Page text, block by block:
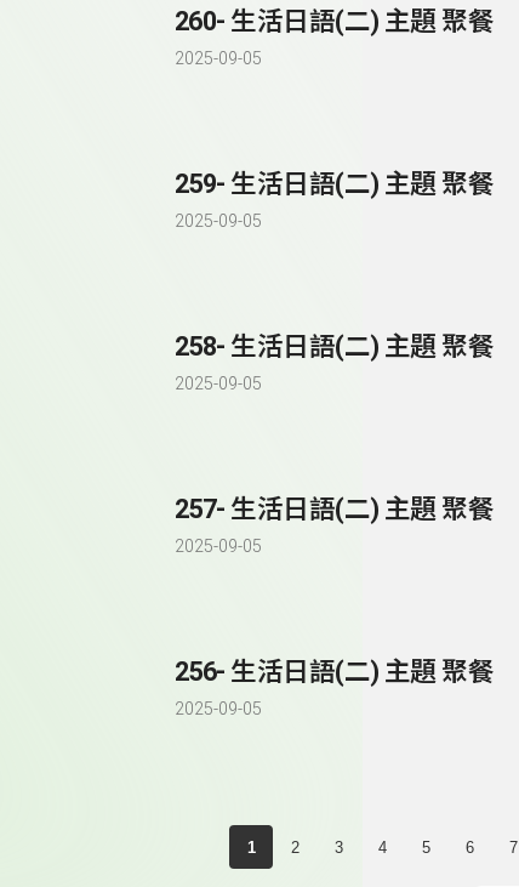
260- 生活日語(二) 主題 聚餐
2025-09-05
259- 生活日語(二) 主題 聚餐
2025-09-05
258- 生活日語(二) 主題 聚餐
2025-09-05
257- 生活日語(二) 主題 聚餐
2025-09-05
256- 生活日語(二) 主題 聚餐
2025-09-05
1 2 3 4 5 6 7